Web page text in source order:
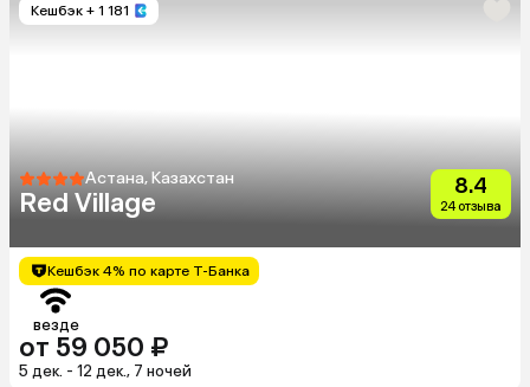
Кешбэк + 1 181
Астана, Казахстан
Red Village
8.4
24 отзыва
Кешбэк 4% по карте Т-Банка
везде
от 59 050 ₽
5 дек. - 12 дек., 7 ночей